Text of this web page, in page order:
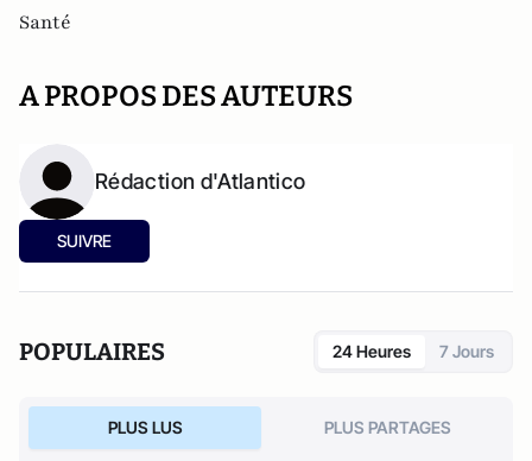
Santé
A PROPOS DES AUTEURS
Rédaction d'Atlantico
SUIVRE
POPULAIRES 24 Heures 7 Jours
PLUS LUS PLUS PARTAGES